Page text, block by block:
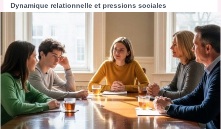
Dynamique relationnelle et pressions sociales